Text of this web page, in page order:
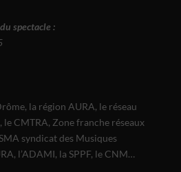
spectacle :
la région AURA, le réseau
le CMTRA, Zone franche réseaux
syndicat des Musiques
l’ADAMI, la SPPF, le CNM…